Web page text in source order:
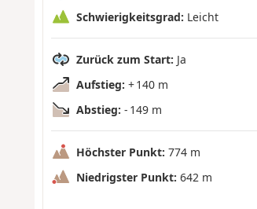
Schwierigkeitsgrad: Leicht
Zurück zum Start: Ja
Aufstieg: + 140 m
Abstieg: - 149 m
Höchster Punkt: 774 m
Niedrigster Punkt: 642 m